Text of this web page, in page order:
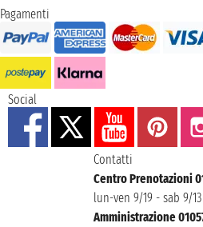
Pagamenti
Social
Contatti
Centro Prenotazioni
lun-ven 9/19 - sab 9/
Amministrazione